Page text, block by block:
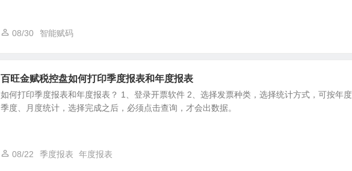
08/30 智能赋码
百旺金赋税控盘如何打印季度报表和年度报表
如何打印季度报表和年度报表？ 1、登录开票软件 2、选择发票种类，选择统计方式，可按年度
季度、月度统计，选择完成之后，必须点击查询，才会出数据。
08/22 季度报表 年度报表